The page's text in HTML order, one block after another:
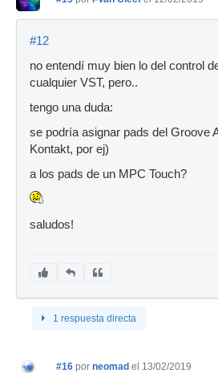
#12
no entendí muy bien lo del control
cualquier VST, pero..
tengo una duda:
se podría asignar pads del Groove
Kontakt, por ej)
a los pads de un MPC Touch?
saludos!
1 respuesta directa
#16 por neomad el 13/02/2019